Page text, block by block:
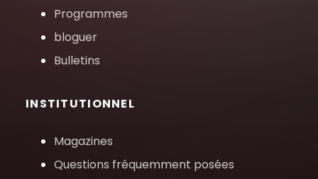
Programmes
bloguer
Bulletins
INSTITUTIONNEL
Magazines
Questions fréquemment posées